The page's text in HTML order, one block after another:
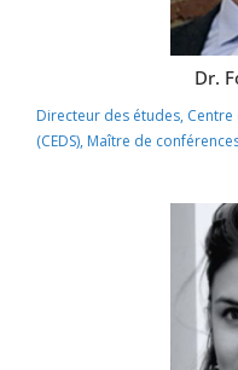
Dr.
Directeur des études,
(CEDS), Maître de